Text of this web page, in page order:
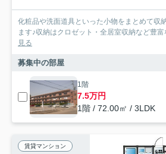
化粧品や洗面道具といった小物をまとめて収
ます♪収納はクロゼット・全居室収納など豊
見る
募集中の部屋
1階
7.5万円
1階 / 72.00㎡ / 3LDK
賃貸マンション